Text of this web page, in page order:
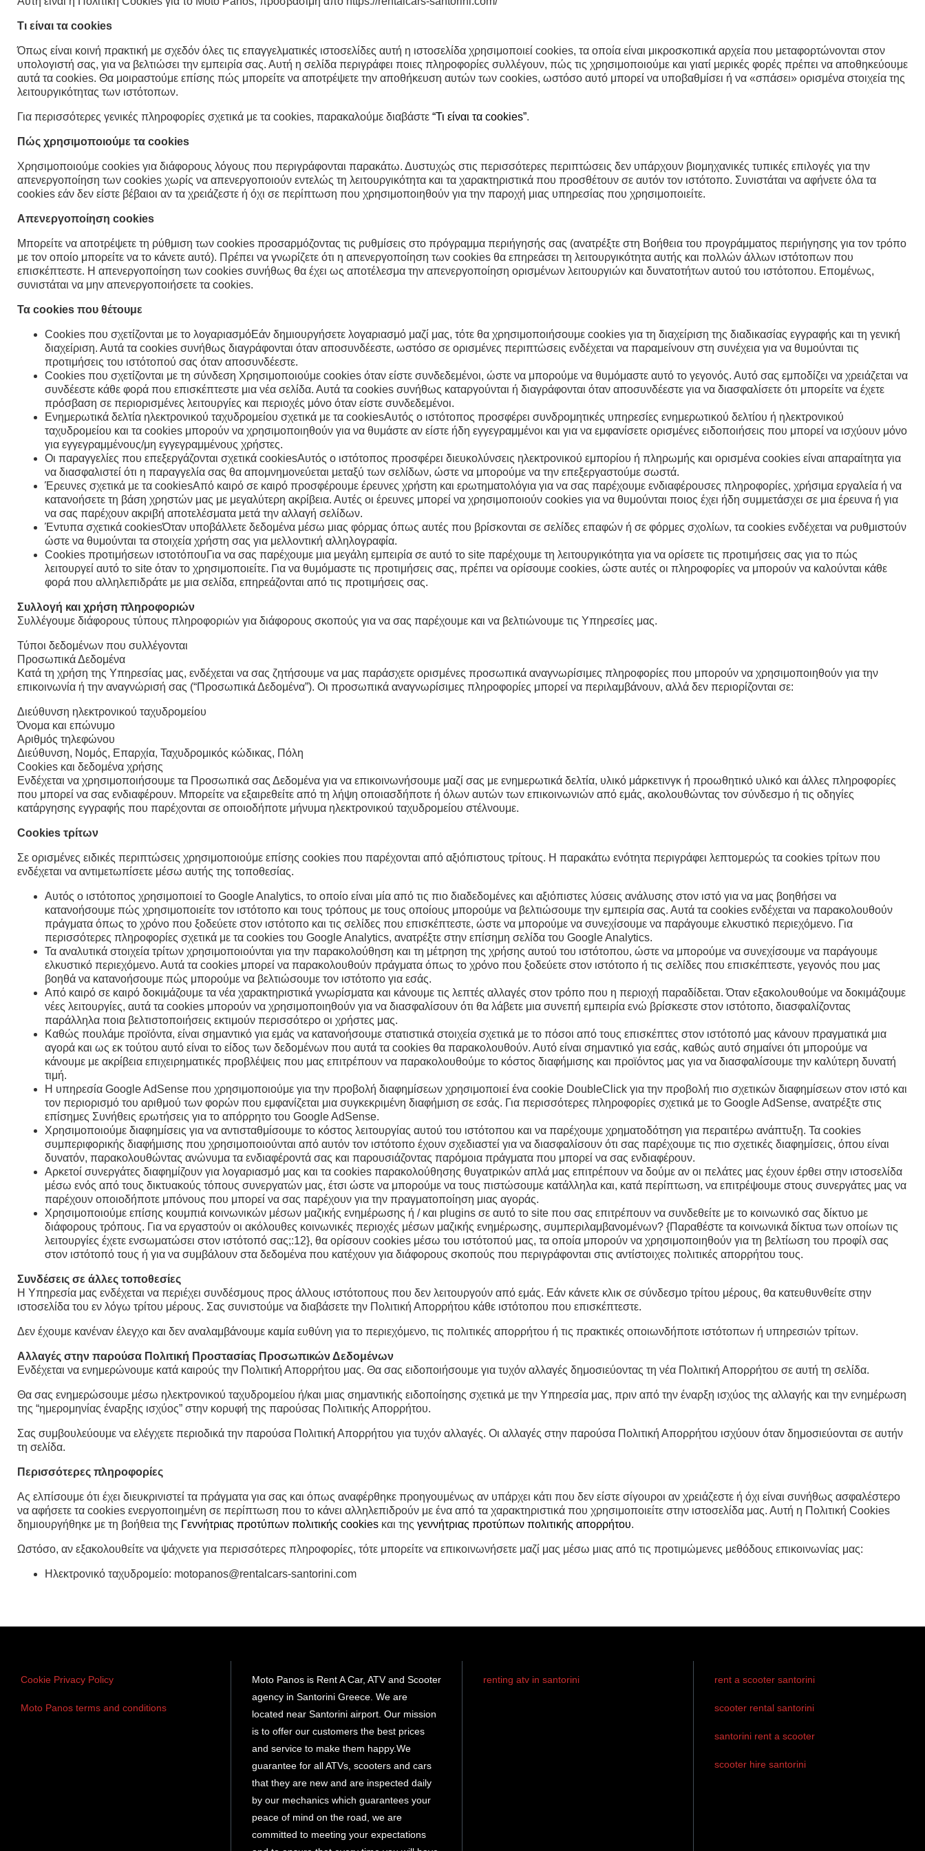
Τι είναι τα cookies
Όπως είναι κοινή πρακτική με σχεδόν όλες τις επαγγελματικές ιστοσελίδες αυτή η ιστοσελίδα χρησιμοποιεί cookies, τα οποία είναι μικροσκοπικά αρχεία που μεταφορτώνονται στον
υπολογιστή σας, για να βελτιώσει την εμπειρία σας. Αυτή η σελίδα περιγράφει ποιες πληροφορίες συλλέγουν, πώς τις χρησιμοποιούμε και γιατί μερικές φορές πρέπει να αποθηκεύουμε
αυτά τα cookies. Θα μοιραστούμε επίσης πώς μπορείτε να αποτρέψετε την αποθήκευση αυτών των cookies, ωστόσο αυτό μπορεί να υποβαθμίσει ή να «σπάσει» ορισμένα στοιχεία της
λειτουργικότητας των ιστότοπων.
Για περισσότερες γενικές πληροφορίες σχετικά με τα cookies, παρακαλούμε διαβάστε “Τι είναι τα cookies”.
Πώς χρησιμοποιούμε τα cookies
Χρησιμοποιούμε cookies για διάφορους λόγους που περιγράφονται παρακάτω. Δυστυχώς στις περισσότερες περιπτώσεις δεν υπάρχουν βιομηχανικές τυπικές επιλογές για την
απενεργοποίηση των cookies χωρίς να απενεργοποιούν εντελώς τη λειτουργικότητα και τα χαρακτηριστικά που προσθέτουν σε αυτόν τον ιστότοπο. Συνιστάται να αφήνετε όλα τα
cookies εάν δεν είστε βέβαιοι αν τα χρειάζεστε ή όχι σε περίπτωση που χρησιμοποιηθούν για την παροχή μιας υπηρεσίας που χρησιμοποιείτε.
Απενεργοποίηση cookies
Μπορείτε να αποτρέψετε τη ρύθμιση των cookies προσαρμόζοντας τις ρυθμίσεις στο πρόγραμμα περιήγησής σας (ανατρέξτε στη Βοήθεια του προγράμματος περιήγησης για τον τρόπο
με τον οποίο μπορείτε να το κάνετε αυτό). Πρέπει να γνωρίζετε ότι η απενεργοποίηση των cookies θα επηρεάσει τη λειτουργικότητα αυτής και πολλών άλλων ιστότοπων που
επισκέπτεστε. Η απενεργοποίηση των cookies συνήθως θα έχει ως αποτέλεσμα την απενεργοποίηση ορισμένων λειτουργιών και δυνατοτήτων αυτού του ιστότοπου. Επομένως,
συνιστάται να μην απενεργοποιήσετε τα cookies.
Τα cookies που θέτουμε
Cookies που σχετίζονται με το λογαριασμόΕάν δημιουργήσετε λογαριασμό μαζί μας, τότε θα χρησιμοποιήσουμε cookies για τη διαχείριση της διαδικασίας εγγραφής και τη γενική
διαχείριση. Αυτά τα cookies συνήθως διαγράφονται όταν αποσυνδέεστε, ωστόσο σε ορισμένες περιπτώσεις ενδέχεται να παραμείνουν στη συνέχεια για να θυμούνται τις
προτιμήσεις του ιστότοπού σας όταν αποσυνδέεστε.
Cookies που σχετίζονται με τη σύνδεση Χρησιμοποιούμε cookies όταν είστε συνδεδεμένοι, ώστε να μπορούμε να θυμόμαστε αυτό το γεγονός. Αυτό σας εμποδίζει να χρειάζεται να
συνδέεστε κάθε φορά που επισκέπτεστε μια νέα σελίδα. Αυτά τα cookies συνήθως καταργούνται ή διαγράφονται όταν αποσυνδέεστε για να διασφαλίσετε ότι μπορείτε να έχετε
πρόσβαση σε περιορισμένες λειτουργίες και περιοχές μόνο όταν είστε συνδεδεμένοι.
Ενημερωτικά δελτία ηλεκτρονικού ταχυδρομείου σχετικά με τα cookiesΑυτός ο ιστότοπος προσφέρει συνδρομητικές υπηρεσίες ενημερωτικού δελτίου ή ηλεκτρονικού
ταχυδρομείου και τα cookies μπορούν να χρησιμοποιηθούν για να θυμάστε αν είστε ήδη εγγεγραμμένοι και για να εμφανίσετε ορισμένες ειδοποιήσεις που μπορεί να ισχύουν μόνο
για εγγεγραμμένους/μη εγγεγραμμένους χρήστες.
Οι παραγγελίες που επεξεργάζονται σχετικά cookiesΑυτός ο ιστότοπος προσφέρει διευκολύνσεις ηλεκτρονικού εμπορίου ή πληρωμής και ορισμένα cookies είναι απαραίτητα για
να διασφαλιστεί ότι η παραγγελία σας θα απομνημονεύεται μεταξύ των σελίδων, ώστε να μπορούμε να την επεξεργαστούμε σωστά.
Έρευνες σχετικά με τα cookiesΑπό καιρό σε καιρό προσφέρουμε έρευνες χρήστη και ερωτηματολόγια για να σας παρέχουμε ενδιαφέρουσες πληροφορίες, χρήσιμα εργαλεία ή να
κατανοήσετε τη βάση χρηστών μας με μεγαλύτερη ακρίβεια. Αυτές οι έρευνες μπορεί να χρησιμοποιούν cookies για να θυμούνται ποιος έχει ήδη συμμετάσχει σε μια έρευνα ή για
να σας παρέχουν ακριβή αποτελέσματα μετά την αλλαγή σελίδων.
Έντυπα σχετικά cookiesΌταν υποβάλλετε δεδομένα μέσω μιας φόρμας όπως αυτές που βρίσκονται σε σελίδες επαφών ή σε φόρμες σχολίων, τα cookies ενδέχεται να ρυθμιστούν
ώστε να θυμούνται τα στοιχεία χρήστη σας για μελλοντική αλληλογραφία.
Cookies προτιμήσεων ιστοτόπουΓια να σας παρέχουμε μια μεγάλη εμπειρία σε αυτό το site παρέχουμε τη λειτουργικότητα για να ορίσετε τις προτιμήσεις σας για το πώς
λειτουργεί αυτό το site όταν το χρησιμοποιείτε. Για να θυμόμαστε τις προτιμήσεις σας, πρέπει να ορίσουμε cookies, ώστε αυτές οι πληροφορίες να μπορούν να καλούνται κάθε
φορά που αλληλεπιδράτε με μια σελίδα, επηρεάζονται από τις προτιμήσεις σας.
Συλλογή και χρήση πληροφοριών
Συλλέγουμε διάφορους τύπους πληροφοριών για διάφορους σκοπούς για να σας παρέχουμε και να βελτιώνουμε τις Υπηρεσίες μας.
Τύποι δεδομένων που συλλέγονται
Προσωπικά Δεδομένα
Κατά τη χρήση της Υπηρεσίας μας, ενδέχεται να σας ζητήσουμε να μας παράσχετε ορισμένες προσωπικά αναγνωρίσιμες πληροφορίες που μπορούν να χρησιμοποιηθούν για την
επικοινωνία ή την αναγνώρισή σας (“Προσωπικά Δεδομένα”). Οι προσωπικά αναγνωρίσιμες πληροφορίες μπορεί να περιλαμβάνουν, αλλά δεν περιορίζονται σε:
Διεύθυνση ηλεκτρονικού ταχυδρομείου
Όνομα και επώνυμο
Αριθμός τηλεφώνου
Διεύθυνση, Νομός, Επαρχία, Ταχυδρομικός κώδικας, Πόλη
Cookies και δεδομένα χρήσης
Ενδέχεται να χρησιμοποιήσουμε τα Προσωπικά σας Δεδομένα για να επικοινωνήσουμε μαζί σας με ενημερωτικά δελτία, υλικό μάρκετινγκ ή προωθητικό υλικό και άλλες πληροφορίες
που μπορεί να σας ενδιαφέρουν. Μπορείτε να εξαιρεθείτε από τη λήψη οποιασδήποτε ή όλων αυτών των επικοινωνιών από εμάς, ακολουθώντας τον σύνδεσμο ή τις οδηγίες
κατάργησης εγγραφής που παρέχονται σε οποιοδήποτε μήνυμα ηλεκτρονικού ταχυδρομείου στέλνουμε.
Cookies τρίτων
Σε ορισμένες ειδικές περιπτώσεις χρησιμοποιούμε επίσης cookies που παρέχονται από αξιόπιστους τρίτους. Η παρακάτω ενότητα περιγράφει λεπτομερώς τα cookies τρίτων που
ενδέχεται να αντιμετωπίσετε μέσω αυτής της τοποθεσίας.
Αυτός ο ιστότοπος χρησιμοποιεί το Google Analytics, το οποίο είναι μία από τις πιο διαδεδομένες και αξιόπιστες λύσεις ανάλυσης στον ιστό για να μας βοηθήσει να
κατανοήσουμε πώς χρησιμοποιείτε τον ιστότοπο και τους τρόπους με τους οποίους μπορούμε να βελτιώσουμε την εμπειρία σας. Αυτά τα cookies ενδέχεται να παρακολουθούν
πράγματα όπως το χρόνο που ξοδεύετε στον ιστότοπο και τις σελίδες που επισκέπτεστε, ώστε να μπορούμε να συνεχίσουμε να παράγουμε ελκυστικό περιεχόμενο. Για
περισσότερες πληροφορίες σχετικά με τα cookies του Google Analytics, ανατρέξτε στην επίσημη σελίδα του Google Analytics.
Τα αναλυτικά στοιχεία τρίτων χρησιμοποιούνται για την παρακολούθηση και τη μέτρηση της χρήσης αυτού του ιστότοπου, ώστε να μπορούμε να συνεχίσουμε να παράγουμε
ελκυστικό περιεχόμενο. Αυτά τα cookies μπορεί να παρακολουθούν πράγματα όπως το χρόνο που ξοδεύετε στον ιστότοπο ή τις σελίδες που επισκέπτεστε, γεγονός που μας
βοηθά να κατανοήσουμε πώς μπορούμε να βελτιώσουμε τον ιστότοπο για εσάς.
Από καιρό σε καιρό δοκιμάζουμε τα νέα χαρακτηριστικά γνωρίσματα και κάνουμε τις λεπτές αλλαγές στον τρόπο που η περιοχή παραδίδεται. Όταν εξακολουθούμε να δοκιμάζουμε
νέες λειτουργίες, αυτά τα cookies μπορούν να χρησιμοποιηθούν για να διασφαλίσουν ότι θα λάβετε μια συνεπή εμπειρία ενώ βρίσκεστε στον ιστότοπο, διασφαλίζοντας
παράλληλα ποια βελτιστοποιήσεις εκτιμούν περισσότερο οι χρήστες μας.
Καθώς πουλάμε προϊόντα, είναι σημαντικό για εμάς να κατανοήσουμε στατιστικά στοιχεία σχετικά με το πόσοι από τους επισκέπτες στον ιστότοπό μας κάνουν πραγματικά μια
αγορά και ως εκ τούτου αυτό είναι το είδος των δεδομένων που αυτά τα cookies θα παρακολουθούν. Αυτό είναι σημαντικό για εσάς, καθώς αυτό σημαίνει ότι μπορούμε να
κάνουμε με ακρίβεια επιχειρηματικές προβλέψεις που μας επιτρέπουν να παρακολουθούμε το κόστος διαφήμισης και προϊόντος μας για να διασφαλίσουμε την καλύτερη δυνατή
τιμή.
Η υπηρεσία Google AdSense που χρησιμοποιούμε για την προβολή διαφημίσεων χρησιμοποιεί ένα cookie DoubleClick για την προβολή πιο σχετικών διαφημίσεων στον ιστό και
τον περιορισμό του αριθμού των φορών που εμφανίζεται μια συγκεκριμένη διαφήμιση σε εσάς. Για περισσότερες πληροφορίες σχετικά με το Google AdSense, ανατρέξτε στις
επίσημες Συνήθεις ερωτήσεις για το απόρρητο του Google AdSense.
Χρησιμοποιούμε διαφημίσεις για να αντισταθμίσουμε το κόστος λειτουργίας αυτού του ιστότοπου και να παρέχουμε χρηματοδότηση για περαιτέρω ανάπτυξη. Τα cookies
συμπεριφορικής διαφήμισης που χρησιμοποιούνται από αυτόν τον ιστότοπο έχουν σχεδιαστεί για να διασφαλίσουν ότι σας παρέχουμε τις πιο σχετικές διαφημίσεις, όπου είναι
δυνατόν, παρακολουθώντας ανώνυμα τα ενδιαφέροντά σας και παρουσιάζοντας παρόμοια πράγματα που μπορεί να σας ενδιαφέρουν.
Αρκετοί συνεργάτες διαφημίζουν για λογαριασμό μας και τα cookies παρακολούθησης θυγατρικών απλά μας επιτρέπουν να δούμε αν οι πελάτες μας έχουν έρθει στην ιστοσελίδα
μέσω ενός από τους δικτυακούς τόπους συνεργατών μας, έτσι ώστε να μπορούμε να τους πιστώσουμε κατάλληλα και, κατά περίπτωση, να επιτρέψουμε στους συνεργάτες μας να
παρέχουν οποιοδήποτε μπόνους που μπορεί να σας παρέχουν για την πραγματοποίηση μιας αγοράς.
Χρησιμοποιούμε επίσης κουμπιά κοινωνικών μέσων μαζικής ενημέρωσης ή / και plugins σε αυτό το site που σας επιτρέπουν να συνδεθείτε με το κοινωνικό σας δίκτυο με
διάφορους τρόπους. Για να εργαστούν οι ακόλουθες κοινωνικές περιοχές μέσων μαζικής ενημέρωσης, συμπεριλαμβανομένων? {Παραθέστε τα κοινωνικά δίκτυα των οποίων τις
λειτουργίες έχετε ενσωματώσει στον ιστότοπό σας;:12}, θα ορίσουν cookies μέσω του ιστότοπού μας, τα οποία μπορούν να χρησιμοποιηθούν για τη βελτίωση του προφίλ σας
στον ιστότοπό τους ή για να συμβάλουν στα δεδομένα που κατέχουν για διάφορους σκοπούς που περιγράφονται στις αντίστοιχες πολιτικές απορρήτου τους.
Συνδέσεις σε άλλες τοποθεσίες
Η Υπηρεσία μας ενδέχεται να περιέχει συνδέσμους προς άλλους ιστότοπους που δεν λειτουργούν από εμάς. Εάν κάνετε κλικ σε σύνδεσμο τρίτου μέρους, θα κατευθυνθείτε στην
ιστοσελίδα του εν λόγω τρίτου μέρους. Σας συνιστούμε να διαβάσετε την Πολιτική Απορρήτου κάθε ιστότοπου που επισκέπτεστε.
Δεν έχουμε κανέναν έλεγχο και δεν αναλαμβάνουμε καμία ευθύνη για το περιεχόμενο, τις πολιτικές απορρήτου ή τις πρακτικές οποιωνδήποτε ιστότοπων ή υπηρεσιών τρίτων.
Αλλαγές στην παρούσα Πολιτική Προστασίας Προσωπικών Δεδομένων
Ενδέχεται να ενημερώνουμε κατά καιρούς την Πολιτική Απορρήτου μας. Θα σας ειδοποιήσουμε για τυχόν αλλαγές δημοσιεύοντας τη νέα Πολιτική Απορρήτου σε αυτή τη σελίδα.
Θα σας ενημερώσουμε μέσω ηλεκτρονικού ταχυδρομείου ή/και μιας σημαντικής ειδοποίησης σχετικά με την Υπηρεσία μας, πριν από την έναρξη ισχύος της αλλαγής και την ενημέρωση
της “ημερομηνίας έναρξης ισχύος” στην κορυφή της παρούσας Πολιτικής Απορρήτου.
Σας συμβουλεύουμε να ελέγχετε περιοδικά την παρούσα Πολιτική Απορρήτου για τυχόν αλλαγές. Οι αλλαγές στην παρούσα Πολιτική Απορρήτου ισχύουν όταν δημοσιεύονται σε αυτήν
τη σελίδα.
Περισσότερες πληροφορίες
Ας ελπίσουμε ότι έχει διευκρινιστεί τα πράγματα για σας και όπως αναφέρθηκε προηγουμένως αν υπάρχει κάτι που δεν είστε σίγουροι αν χρειάζεστε ή όχι είναι συνήθως ασφαλέστερο
να αφήσετε τα cookies ενεργοποιημένη σε περίπτωση που το κάνει αλληλεπιδρούν με ένα από τα χαρακτηριστικά που χρησιμοποιείτε στην ιστοσελίδα μας. Αυτή η Πολιτική Cookies
δημιουργήθηκε με τη βοήθεια της Γεννήτριας προτύπων πολιτικής cookies και της γεννήτριας προτύπων πολιτικής απορρήτου.
Ωστόσο, αν εξακολουθείτε να ψάχνετε για περισσότερες πληροφορίες, τότε μπορείτε να επικοινωνήσετε μαζί μας μέσω μιας από τις προτιμώμενες μεθόδους επικοινωνίας μας:
Ηλεκτρονικό ταχυδρομείο: motopanos@rentalcars-santorini.com
Cookie Privacy Policy
Moto Panos terms and conditions
Moto Panos is Rent A Car, ATV and Scooter
agency in Santorini Greece. We are
located near Santorini airport. Our mission
is to offer our customers the best prices
and service to make them happy.We
guarantee for all ATVs, scooters and cars
that they are new and are inspected daily
by our mechanics which guarantees your
peace of mind on the road, we are
committed to meeting your expectations
renting atv in santorini rent a scooter santorini
scooter rental santorini
santorini rent a scooter
scooter hire santorini